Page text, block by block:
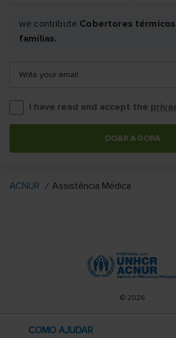
we contribute Cobertores
famílias.
Write your email
I have read and accept the
DOAR AGORA
ACNUR Assistência Médica
© 2026
COMO AJUDAR